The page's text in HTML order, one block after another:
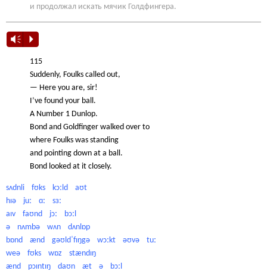
и продолжал искать мячик Голдфингера.
Vm P
115
Suddenly, Foulks called out,
— Here you are, sir!
I’ve found your ball.
A Number 1 Dunlop.
Bond and Goldfinger walked over to
where Foulks was standing
and pointing down at a ball.
Bond looked at it closely.
sʌdnli fʊks kɔːld aʊt
hɪə juː ɑː sɜː
aɪv faʊnd jɔː bɔːl
ə nʌmbə wʌn dʌnlɒp
bɒnd ænd gəʊldˈfɪŋgə wɔːkt əʊvə tuː
weə fʊks wɒz stændɪŋ
ænd pɔɪntɪŋ daʊn æt ə bɔːl